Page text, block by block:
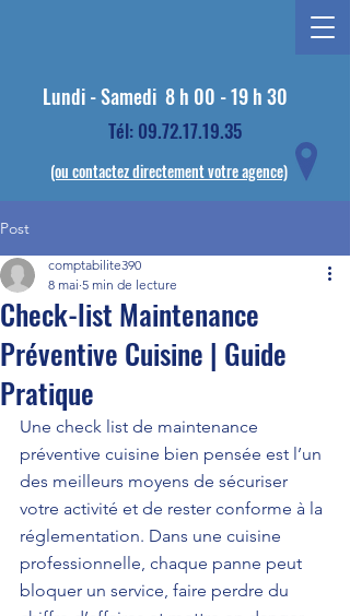
Lundi - Samedi 8 h 00 - 19 h 30
Tél: 09.72.17.19.35
(ou contactez directement votre agence)
Post
Check-list Maintenance
Préventive Cuisine | Guide
Pratique
comptabilite390
8 mai 5 min de lecture
Une check list de maintenance
préventive cuisine bien pensée est l’un
des meilleurs moyens de sécuriser
votre activité et de rester conforme à la
réglementation. Dans une cuisine
professionnelle, chaque panne peut
bloquer un service, faire perdre du